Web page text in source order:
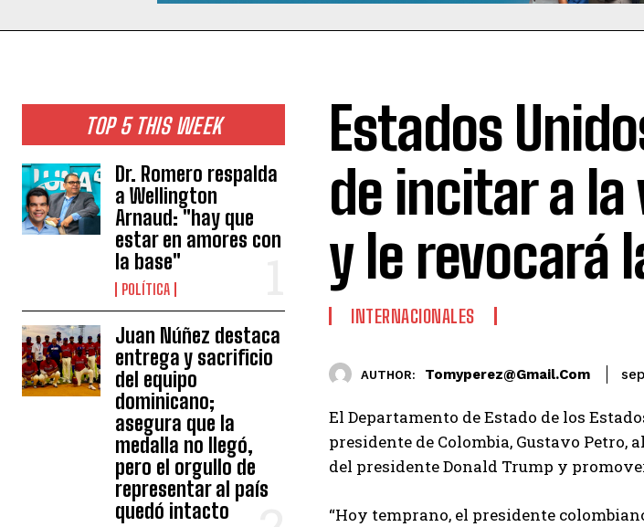
TOP 5 THIS WEEK
Dr. Romero respalda
a Wellington
Arnaud: "hay que
estar en amores con
la base"
POLÍTICA
Juan Núñez destaca
entrega y sacrificio
del equipo
dominicano;
asegura que la
medalla no llegó,
pero el orgullo de
representar al país
quedó intacto
Estados
de incitar a la
y le revocará
INTERNACIONALES
AUTHOR: Tomyperez@gmail.com
El Departamento de Estado de los
presidente de Colombia, Gustavo Petro,
del presidente Donald Trump y
“Hoy temprano, el presidente